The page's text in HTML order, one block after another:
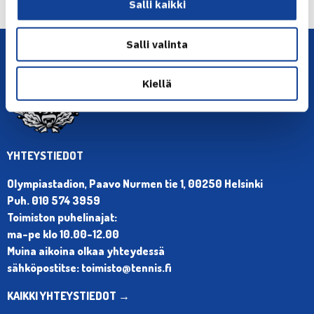
Salli kaikki
Salli valinta
Kiellä
YHTEYSTIEDOT
Olympiastadion, Paavo Nurmen tie 1, 00250 Helsinki
Puh. 010 574 3959
Toimiston puhelinajat:
ma-pe klo 10.00-12.00
Muina aikoina olkaa yhteydessä
sähköpostitse: toimisto@tennis.fi
KAIKKI YHTEYSTIEDOT →